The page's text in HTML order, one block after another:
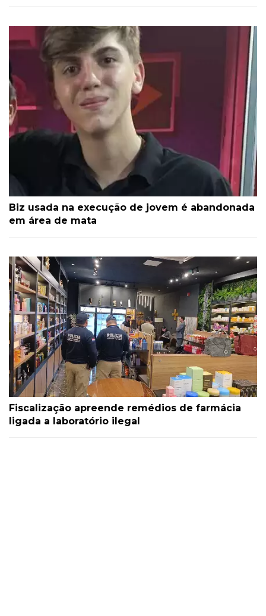
Biz usada na execução de jovem é abandonada
em área de mata
Fiscalização apreende remédios de farmácia
ligada a laboratório ilegal